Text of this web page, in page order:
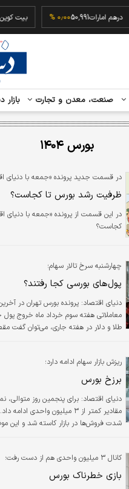
درهم امارات50,991
صنعت، معدن و تجارت بازار
بورس ۱۴۰۴
در قسمت جدید پرونده «جمعه با دنیای
ظرفیت رشد بورس تا کجاست؟
در این قسمت از پرونده «جمعه با دنیای
کجاست؟
چهارشنبه سرخ تالار سهام؛
پول‌های بورسی کجا رفتند؟
دنیای اقتصاد: پرونده بورس تهران در
معاملاتی هفته سوم خرداد ماه خروج پول
طلا و دلار در هفته جاری، می‌توان گفت
هم ریخت.شب…
ریزش بازار سهام ادامه دارد؛
برزخ بورس
دنیای اقتصاد: برای پنجمین روز
مقادیر کمتر از ۳ میلیون
شدت فروش‌ها در بازار کاسته شد و این
کانال ۳ میلیون واحدی هم از دست رفت؛
بازی خطرناک بورس